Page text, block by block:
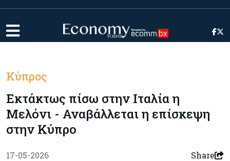
Κύπρος
Εκτάκτως πίσω στην Ιταλία η
Μελόνι - Αναβάλλεται η επίσκεψη
στην Κύπρο
17-05-2026 Share